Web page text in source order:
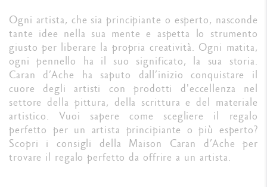
Ogni artista, che sia principiante o esperto, nasconde
tante idee nella sua mente e aspetta lo strumento
giusto per liberare la propria creatività. Ogni matita,
ogni pennello ha il suo significato, la sua storia.
Caran d’Ache ha saputo dall’inizio conquistare il
cuore degli artisti con prodotti d'eccellenza nel
settore della pittura, della scrittura e del materiale
artistico. Vuoi sapere come scegliere il regalo
perfetto per un artista principiante o più esperto?
Scopri i consigli della Maison Caran d’Ache per
trovare il regalo perfetto da offrire a un artista.